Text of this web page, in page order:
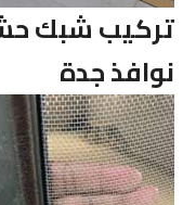
تركيب شبك
نوافذ جدة